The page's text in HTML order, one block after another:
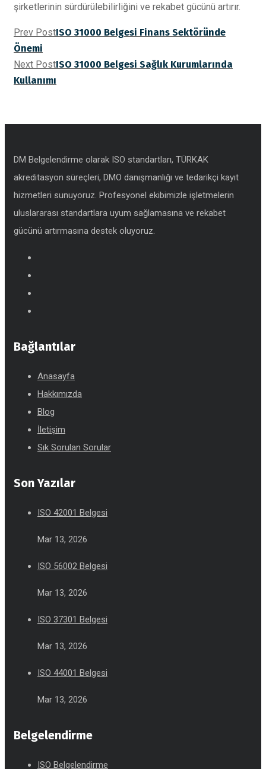
şirketlerinin sürdürülebilirliğini ve rekabet gücünü artırır.
Prev PostISO 31000 Belgesi Finans Sektöründe
Önemi
Next PostISO 31000 Belgesi Sağlık Kurumlarında
Kullanımı
DM Belgelendirme olarak ISO standartları, TÜRKAK
akreditasyon süreçleri, DMO danışmanlığı ve tedarikçi kayıt
hizmetleri sunuyoruz. Profesyonel ekibimizle işletmelerin
uluslararası standartlara uyum sağlamasına ve rekabet
gücünü artırmasına destek oluyoruz.
Bağlantılar
Anasayfa
Hakkımızda
Blog
İletişim
Sık Sorulan Sorular
Son Yazılar
ISO 42001 Belgesi
Mar 13, 2026
ISO 56002 Belgesi
Mar 13, 2026
ISO 37301 Belgesi
Mar 13, 2026
ISO 44001 Belgesi
Mar 13, 2026
Belgelendirme
ISO Belgelendirme